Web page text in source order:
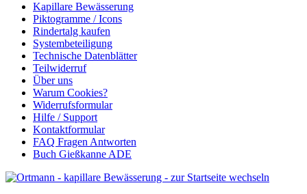
Kapillare Bewässerung
Piktogramme / Icons
Rindertalg kaufen
Systembeteiligung
Technische Datenblätter
Teilwiderruf
Über uns
Warum Cookies?
Widerrufsformular
Hilfe / Support
Kontaktformular
FAQ Fragen Antworten
Buch Gießkanne ADE